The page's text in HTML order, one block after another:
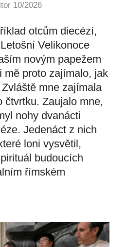
10/2026
otcům diecézí,
Velikonoce
novým papežem
mě proto zajímalo, jak
mne zajímala
čtvrtku. Zaujalo mne,
nohy dvanácti
Jedenáct z nich
loni vysvětil,
budoucích
římském